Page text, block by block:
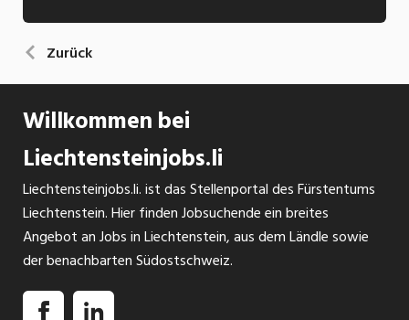
Zurück
Willkommen bei
Liechtensteinjobs.li
Liechtensteinjobs.li. ist das Stellenportal des Fürstentums
Liechtenstein. Hier finden Jobsuchende ein breites
Angebot an Jobs in Liechtenstein, aus dem Ländle sowie
der benachbarten Südostschweiz.